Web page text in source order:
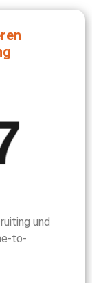
und
to-